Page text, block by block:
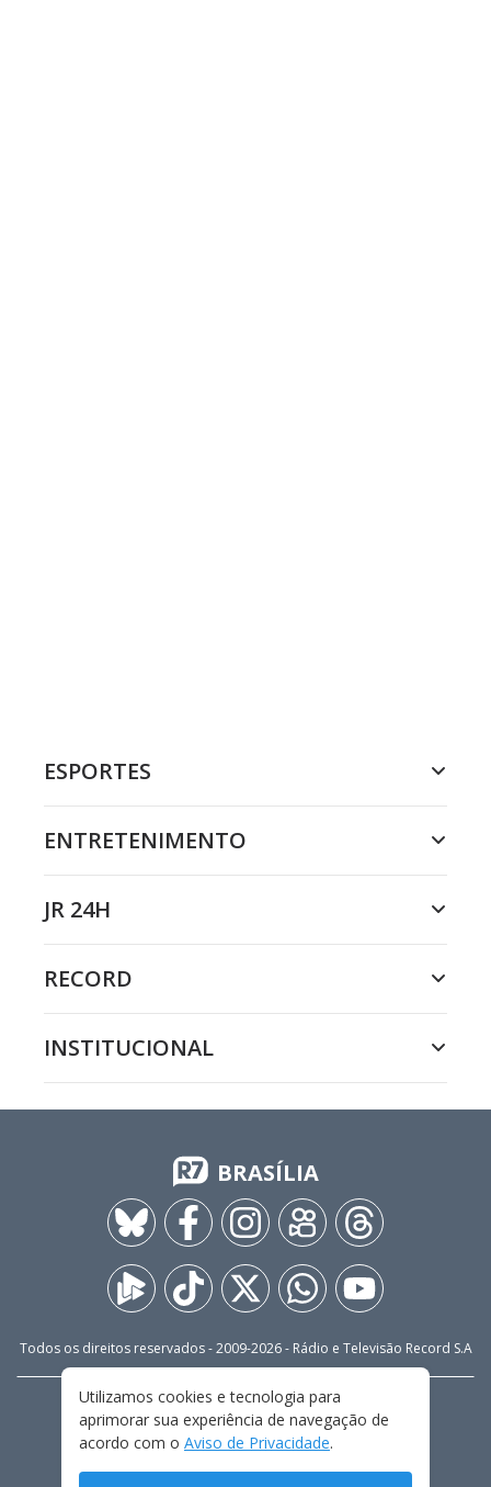
ESPORTES
ENTRETENIMENTO
JR 24H
RECORD
INSTITUCIONAL
BRASÍLIA
Todos os direitos reservados - 2009-2026- Rádio e Televisão Record S.A
FALE CONOSCO
PRIVACIDADE
TERMOS E CONDIÇÕES DE USO
Utilizamos cookies e tecnologia para
aprimorar sua experiência de navegação de
acordo com o Aviso de Privacidade.